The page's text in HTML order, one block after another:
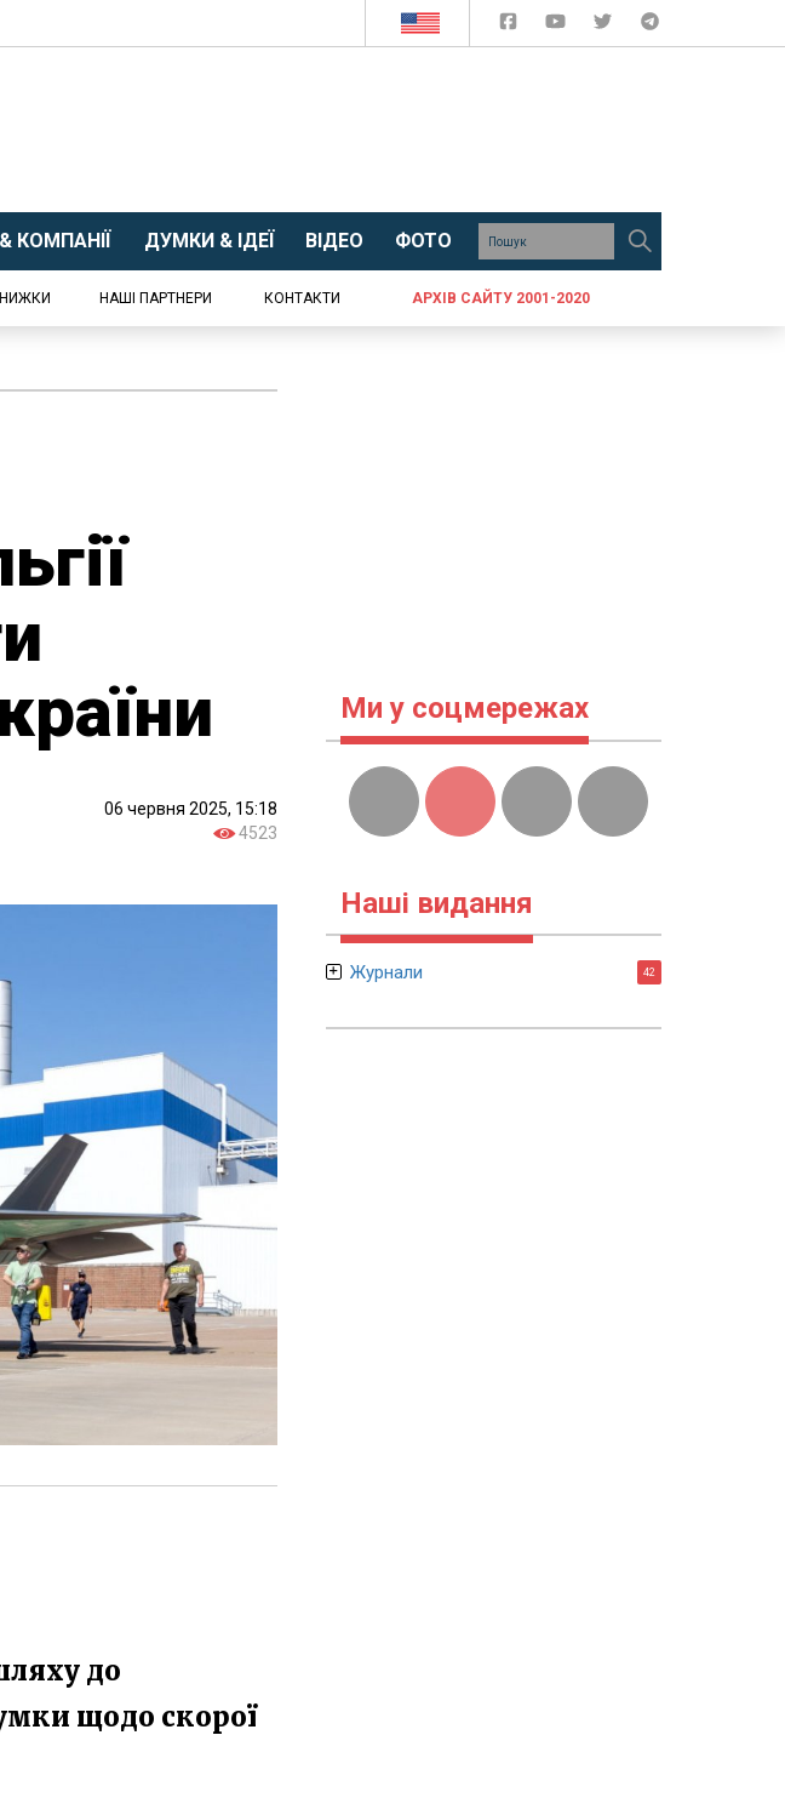
КОМПАНІЇ ДУМКИ & ІДЕЇ ВІДЕО ФОТО
НАШІ ПАРТНЕРИ КОНТАКТИ АРХІВ САЙТУ 2001-2020
06 червня 2025, 15:18
4523
до
щодо скорої
Ми у соцмережах
Наші видання
Журнали 42